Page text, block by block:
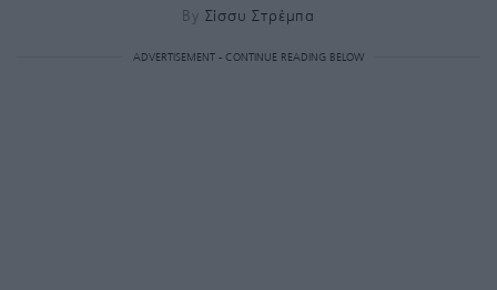
By Σίσσυ Στρέμπα
ADVERTISEMENT - CONTINUE READING BELOW